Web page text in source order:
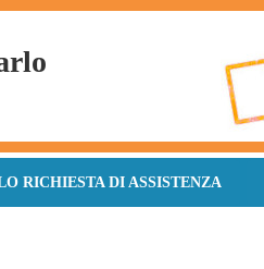
RICHIESTA DI ASSISTENZA